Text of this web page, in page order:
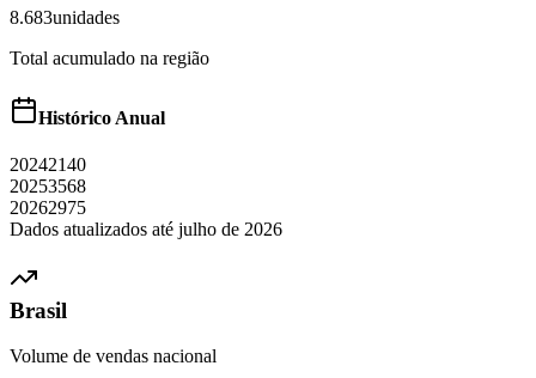
8.683unidades
Total acumulado na região
Histórico Anual
20242140
20253568
20262975
Dados atualizados até julho de 2026
Brasil
Volume de vendas nacional